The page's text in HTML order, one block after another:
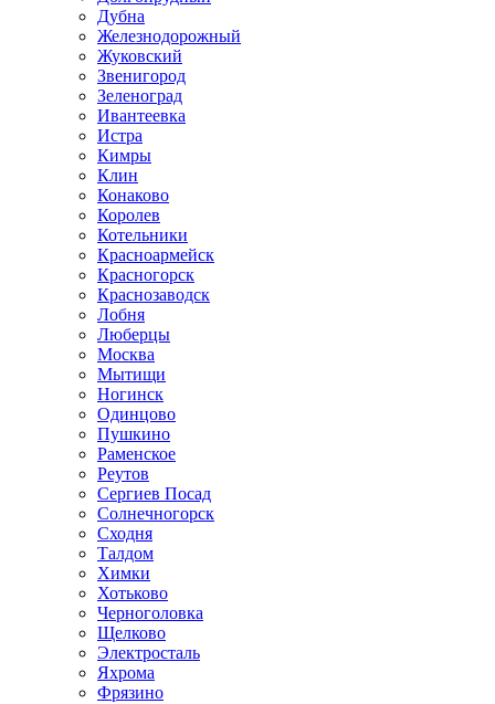
Дубна
Железнодорожный
Жуковский
Звенигород
Зеленоград
Ивантеевка
Истра
Кимры
Клин
Конаково
Королев
Котельники
Красноармейск
Красногорск
Краснозаводск
Лобня
Люберцы
Москва
Мытищи
Ногинск
Одинцово
Пушкино
Раменское
Реутов
Сергиев Посад
Солнечногорск
Сходня
Талдом
Химки
Хотьково
Черноголовка
Щелково
Электросталь
Яхрома
Фрязино